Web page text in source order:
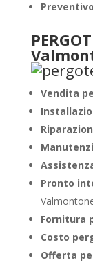
Vendita
Pronto
Fornitura
Costo
Offerta